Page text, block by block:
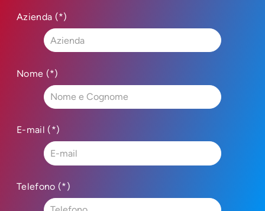
Azienda (*)
Nome (*)
E-mail (*)
Telefono (*)